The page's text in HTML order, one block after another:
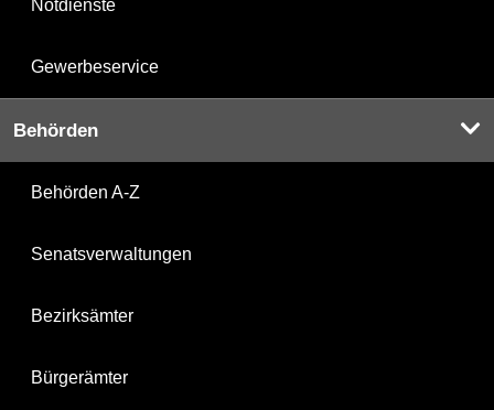
Notdienste
Gewerbeservice
Behörden
Behörden A-Z
Senatsverwaltungen
Bezirksämter
Bürgerämter